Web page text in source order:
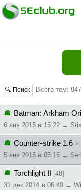
🔍 Поиск Всего тем: 947
Batman: Arkham
6 янв 2015 в 15:22 →
Counter-strike 1.6 +
5 янв 2015 в 05:15 →
Torchlight II
[48]
31 дек 2014 в 06:49 →